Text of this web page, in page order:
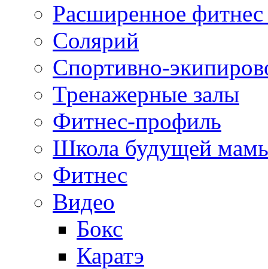
Расширенное фитнес
Солярий
Спортивно-
Тренажерные залы
Фитнес-профиль
Школа будущей
Фитнес
Видео
Бокс
Каратэ